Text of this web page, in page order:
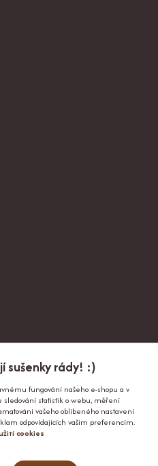
cookies.
sušenky rády! :)
fungování našeho e-shopu a v
sledování statistik o webu, měření
vašeho oblíbeného nastavení
odpovídajících vašim preferencím.
cookies